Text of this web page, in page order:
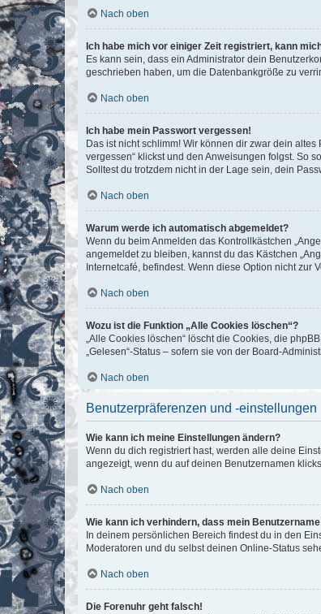
Nach oben
Ich habe mich vor einiger Zeit registriert, kann
Es kann sein, dass ein Administrator dein
geschrieben haben, um die Datenbankgröße zu
Nach oben
Ich habe mein Passwort vergessen!
Das ist nicht schlimm! Wir können dir zwar dein
vergessen“ klickst und den Anweisungen folgst. So
Solltest du trotzdem nicht in der Lage sein, dein
Nach oben
Warum werde ich automatisch abgemeldet?
Wenn du beim Anmelden das Kontrollkästchen
angemeldet zu bleiben, kannst du das Kästchen
Internetcafé, befindest. Wenn diese Option nicht zur
Nach oben
Wozu ist die Funktion „Alle Cookies löschen“?
„Alle Cookies löschen“ löscht die Cookies, die
„Gelesen“-Status – sofern sie von der Board-
Nach oben
Benutzerpräferenzen und -einstellungen
Wie kann ich meine Einstellungen ändern?
Wenn du dich registriert hast, werden alle deine
angezeigt, wenn du auf deinen Benutzernamen
Nach oben
Wie kann ich verhindern, dass mein
In deinem persönlichen Bereich findest du in den
Moderatoren und du selbst deinen Online-Status
Nach oben
Die Forenuhr geht falsch!